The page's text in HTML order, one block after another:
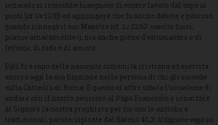
cenacolo si riconobbe bisognoso di essere lavato dal capo ai
piedi [cf Gv13,9]) ed aggiungere che fu anche debole e pauroso
quando rinnegò il suo Maestro (cf. Lc22,62: «uscito fuori,
pianse amaramente»), ma anche pieno d’entusiasmo e di
fervore, di fede e di amore.
Egli fu a capo della nascente comunità cristiana ed esercita
ancora oggi la sua funzione nella persona di chi gli succede
sulla Cattedra di Roma. E questo ci offre subito l’occasione di
andare con il nostro pensiero al Papa Francesco e innalzare
al Signore la nostra preghiera per lui con le antiche e
tradizionali parole, ispirate dal Salmo 40,3: Il Signore vegli su